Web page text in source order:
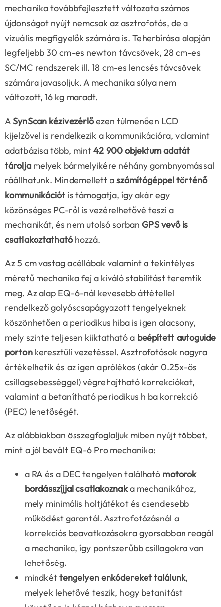
mechanika továbbfejlesztett változata számos
újdonságot nyújt nemcsak az asztrofotós, de a
vizuális megfigyelők számára is. Teherbírása alapján
legfeljebb 30 cm-es newton távcsövek, 28 cm-es
SC/MC rendszerek ill. 18 cm-es lencsés távcsövek
számára javasoljuk. A mechanika súlya nem
változott, 16 kg maradt.
ASynScan kézivezérlőezen túlmenően LCD
kijelzővel is rendelkezik a kommunikációra, valamint
adatbázisa több, mint42 900 objektum adatát
tároljamelyek bármelyikére néhány gombnyomással
ráállhatunk. Mindemellett aszámítógéppel történő
kommunikációt is támogatja, így akár egy
közönséges PC-ről is vezérelhetővé teszi a
mechanikát, és nem utolsó sorbanGPS vevő is
csatlakoztathatóhozzá.
Az 5 cm vastag acéllábak valamint a tekintélyes
méretű mechanika fej a kiváló stabilitást teremtik
meg. Az alap EQ-6-nál kevesebb áttétellel
rendelkező golyóscsapágyazott tengelyeknek
köszönhetően a periodikus hiba is igen alacsony,
mely szinte teljesen kiiktatható a beépített autoguide
portonkeresztüli vezetéssel. Asztrofotósok nagyra
értékelhetik és az igen aprólékos (akár 0.25x-ös
csillagsebességgel) végrehajtható korrekciókat,
valamint a betanítható periodikus hiba korrekció
(PEC) lehetőségét.
Az alábbiakban összegfoglaljuk miben nyújt többet,
mint a jól bevált EQ-6 Pro mechanika:
a RA és a DEC tengelyen található motorok
bordásszíjjal csatlakoznaka mechanikához,
mely minimális holtjátékot és csendesebb
működést garantál. Asztrofotózásnál a
korrekciós beavatkozásokra gyorsabban reagál
a mechanika, így pontszerűbb csillagokra van
lehetőség.
mindkéttengelyen enkódereket találunk,
melyek lehetővé teszik, hogy betanitást